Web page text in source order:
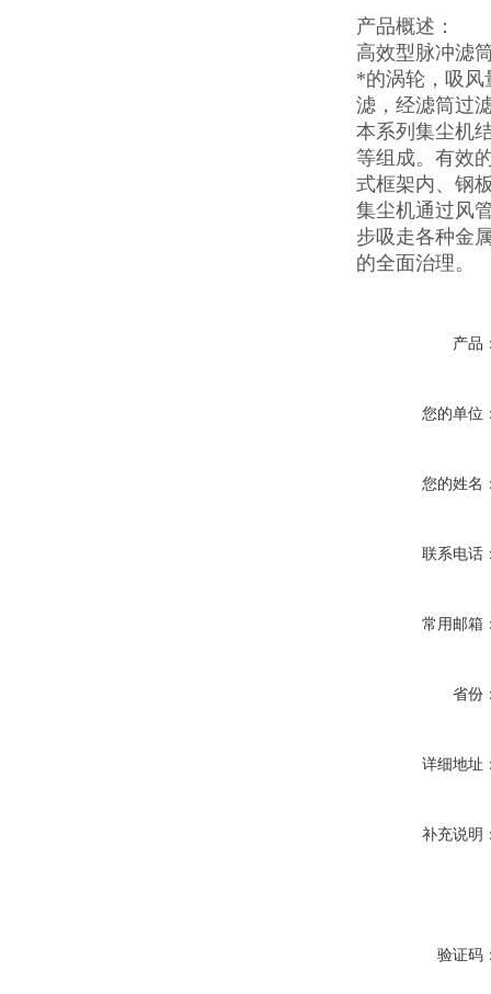
产品概述：
高效型脉冲滤
*的涡轮，吸风
滤，经滤筒过
本系列集尘机
等组成。有效
式框架内、钢
集尘机通过风
步吸走各种金
的全面治理。
产品
您的单位
您的姓名
联系电话
常用邮箱
省份
详细地址
补充说明
验证码